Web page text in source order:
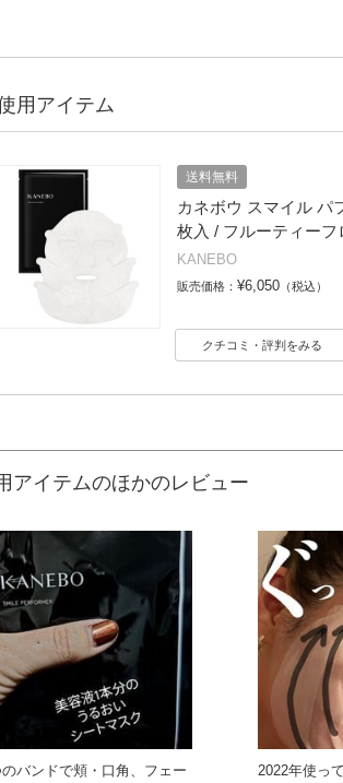
用アイテム
送料無料
カネボウ スマイル パ
枚入 / フルーティーフ
KANEBO
販売価格： ¥6,050 （税込）
クチコミ・評判をみる
アイテムのほかのレビュー
のバンドで頬・口角、フェー
2022年使っ